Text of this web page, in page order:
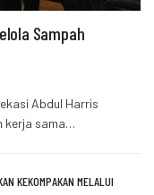
Sampah
Abdul Harris
kerja sama…
KEKOMPAKAN MELALUI